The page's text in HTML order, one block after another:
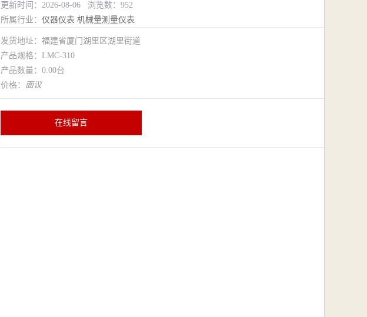
更新时间：2026-08-06 浏览数：952
所属行业： 仪器仪表 机械量测量仪表
发货地址：福建省厦门湖里区湖里街道
产品规格：LMC-310
产品数量：0.00台
价格： 面议
在线留言